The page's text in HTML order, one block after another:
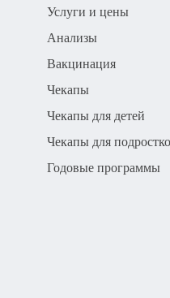
Услуги и цены
Анализы
Вакцинация
Чекапы
Чекапы для детей
Чекапы для
Годовые программы